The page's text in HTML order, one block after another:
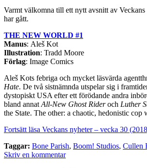
Varmt välkomna till ett nytt avsnitt av
har gått.
THE NEW WORLD #1
Manus: Aleš Kot
Illustration: Tradd Moore
Förlag: Image Comics
Aleš Kots febriga och mycket läsvärda
Hate. De två sistnämnda utspelar sig i
dystopiskt USA efter ett förödande andra
bland annat All-New Ghost Rideroch Luther
the State. The other: a chaotic, hedonistic
Fortsätt läsa Veckans nyheter – vecka 30
Taggar: Bone Parish, Boom! Studios, Cullen
Skriv en kommentar